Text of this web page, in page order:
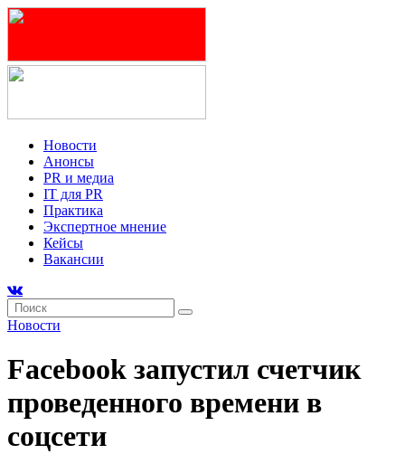
Новости
Анонсы
PR и медиа
IT для PR
Практика
Экспертное мнение
Кейсы
Вакансии
Новости
Facebook запустил счетчик
проведенного времени в
соцсети